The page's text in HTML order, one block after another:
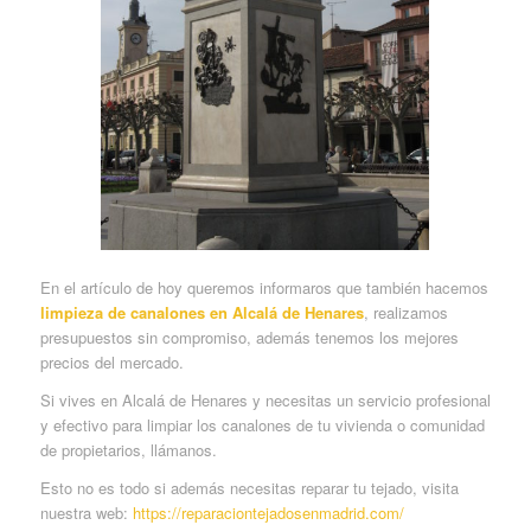
En el artículo de hoy queremos informaros que también hacemos
limpieza de canalones en Alcalá de Henares, realizamos
presupuestos sin compromiso, además tenemos los mejores
precios del mercado.
Si vives en Alcalá de Henares y necesitas un servicio profesional
y efectivo para limpiar los canalones de tu vivienda o comunidad
de propietarios, llámanos.
Esto no es todo si además necesitas reparar tu tejado, visita
nuestra web: https://reparaciontejadosenmadrid.com/